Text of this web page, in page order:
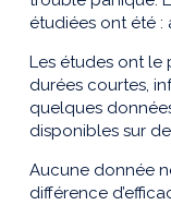
étudiées ont été :
Les études ont le
durées courtes,
quelques
disponibles sur
Aucune donnée
différence